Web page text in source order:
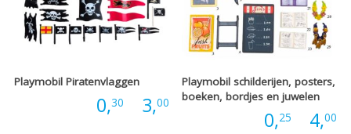
Playmobil Piratenvlaggen
0,30 3,00Prijsklasse:
Playmobil schilderijen, posters,
boeken, bordjes en juwelen
0,25 4,00